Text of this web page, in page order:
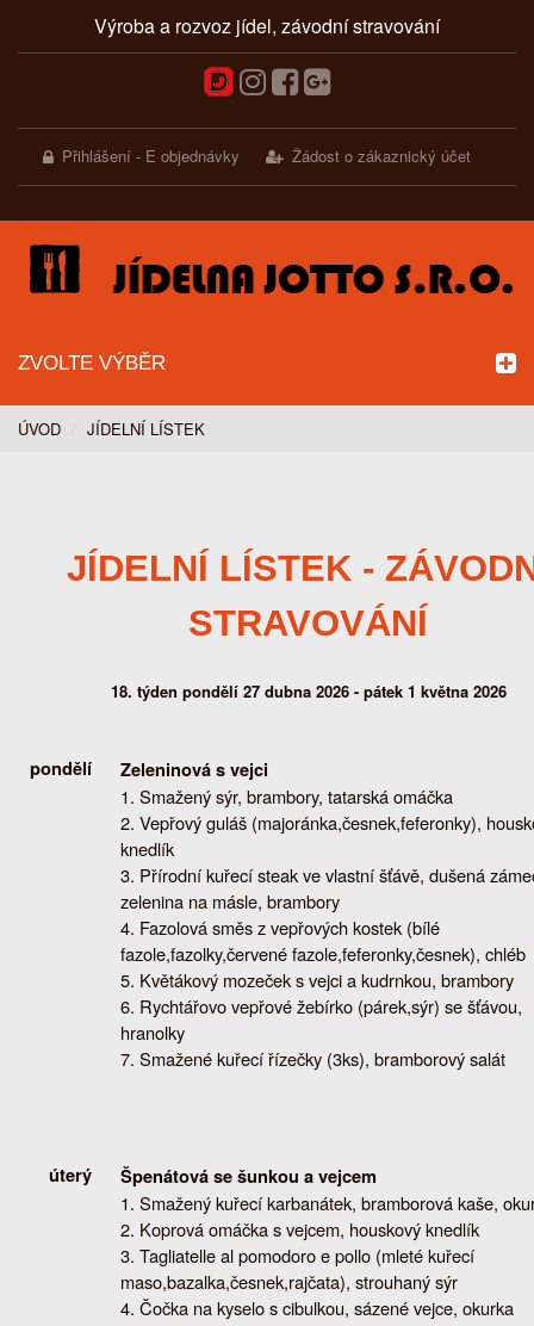
Výroba a rozvoz jídel, závodní stravování
Přihlášení - E objednávky Žádost o zákaznický účet
ZVOLTE VÝBĚR
ÚVOD JÍDELNÍ LÍSTEK
JÍDELNÍ LÍSTEK -
STRAVOVÁNÍ
18. týden pondělí 27 dubna 2026 - pátek 1 května 2026
pondělí
Zeleninová s vejci
Smažený sýr, brambory, tatarská omáčka
Vepřový guláš (majoránka,česnek,feferonky),
knedlík
Přírodní kuřecí steak ve vlastní šťávě, dušená
zelenina na másle, brambory
Fazolová směs z vepřových kostek (bílé
fazole,fazolky,červené fazole,feferonky,česnek), chléb
Květákový mozeček s vejci a kudrnkou, brambory
Rychtářovo vepřové žebírko (párek,sýr) se šťávou,
hranolky
Smažené kuřecí řízečky (3ks), bramborový salát
úterý
Špenátová se šunkou a vejcem
Smažený kuřecí karbanátek, bramborová kaše,
Koprová omáčka s vejcem, houskový knedlík
Tagliatelle al pomodoro e pollo (mleté kuřecí
maso,bazalka,česnek,rajčata), strouhaný sýr
Čočka na kyselo s cibulkou, sázené vejce, okurka